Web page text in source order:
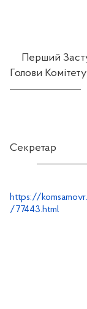
Перший
Голови Комітету
https://
/77443.html